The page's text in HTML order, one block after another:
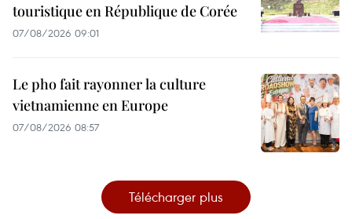
touristique en République de Corée
07/08/2026 09:01
Le pho fait rayonner la culture
vietnamienne en Europe
07/08/2026 08:57
Télécharger plus